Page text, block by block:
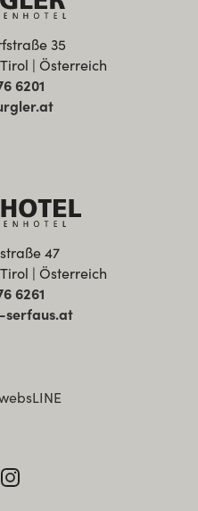
35
| Österreich
6201
47
| Österreich
6261
serfaus.at